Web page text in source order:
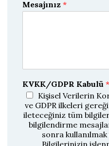
p
Mesajınız *
KVKK/GDPR Kabulü *
Kişisel Verilerin
ve GDPR ilkeleri
ileteceğiniz tüm
bilgilendirme
sonra
Bilgilerinizin